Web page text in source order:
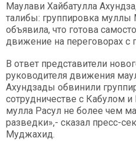
Маулави Хайбатулла
талибы: группировка
объявила, что готова
движение на переговорах с
В ответ представители
руководителя движения
Ахундзады обвинили
сотрудничестве с Кабулом
мулла Расул не более чем
разведки»,- сказал пресс-
Муджахид.